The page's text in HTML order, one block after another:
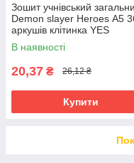
Зошит учнівський
Demon slayer Heroes А5
аркушів клітинка YES
(767695)
В наявності
20,37 ₴ 26,12 ₴
Купити